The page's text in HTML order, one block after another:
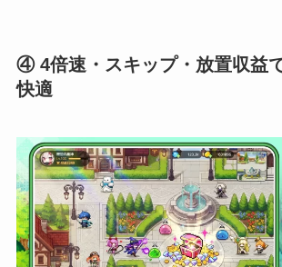
④ 4倍速・スキップ・放置収益
快適